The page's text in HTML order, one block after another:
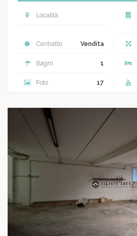
Località
Contratto Vendita
Bagni 1
Foto 17